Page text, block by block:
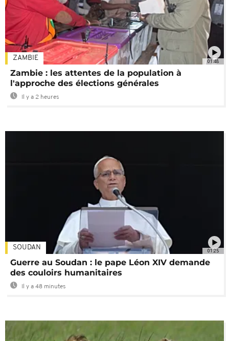
01:48
ZAMBIE
Zambie : les attentes de la population à
l'approche des élections générales
Il y a 2 heures
01:25
SOUDAN
Guerre au Soudan : le pape Léon XIV demande
des couloirs humanitaires
Il y a 48 minutes